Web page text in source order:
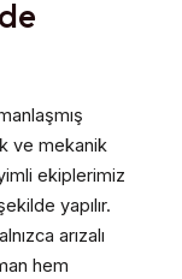
ve mekanik
ekiplerimiz
yapılır.
arızalı
hem